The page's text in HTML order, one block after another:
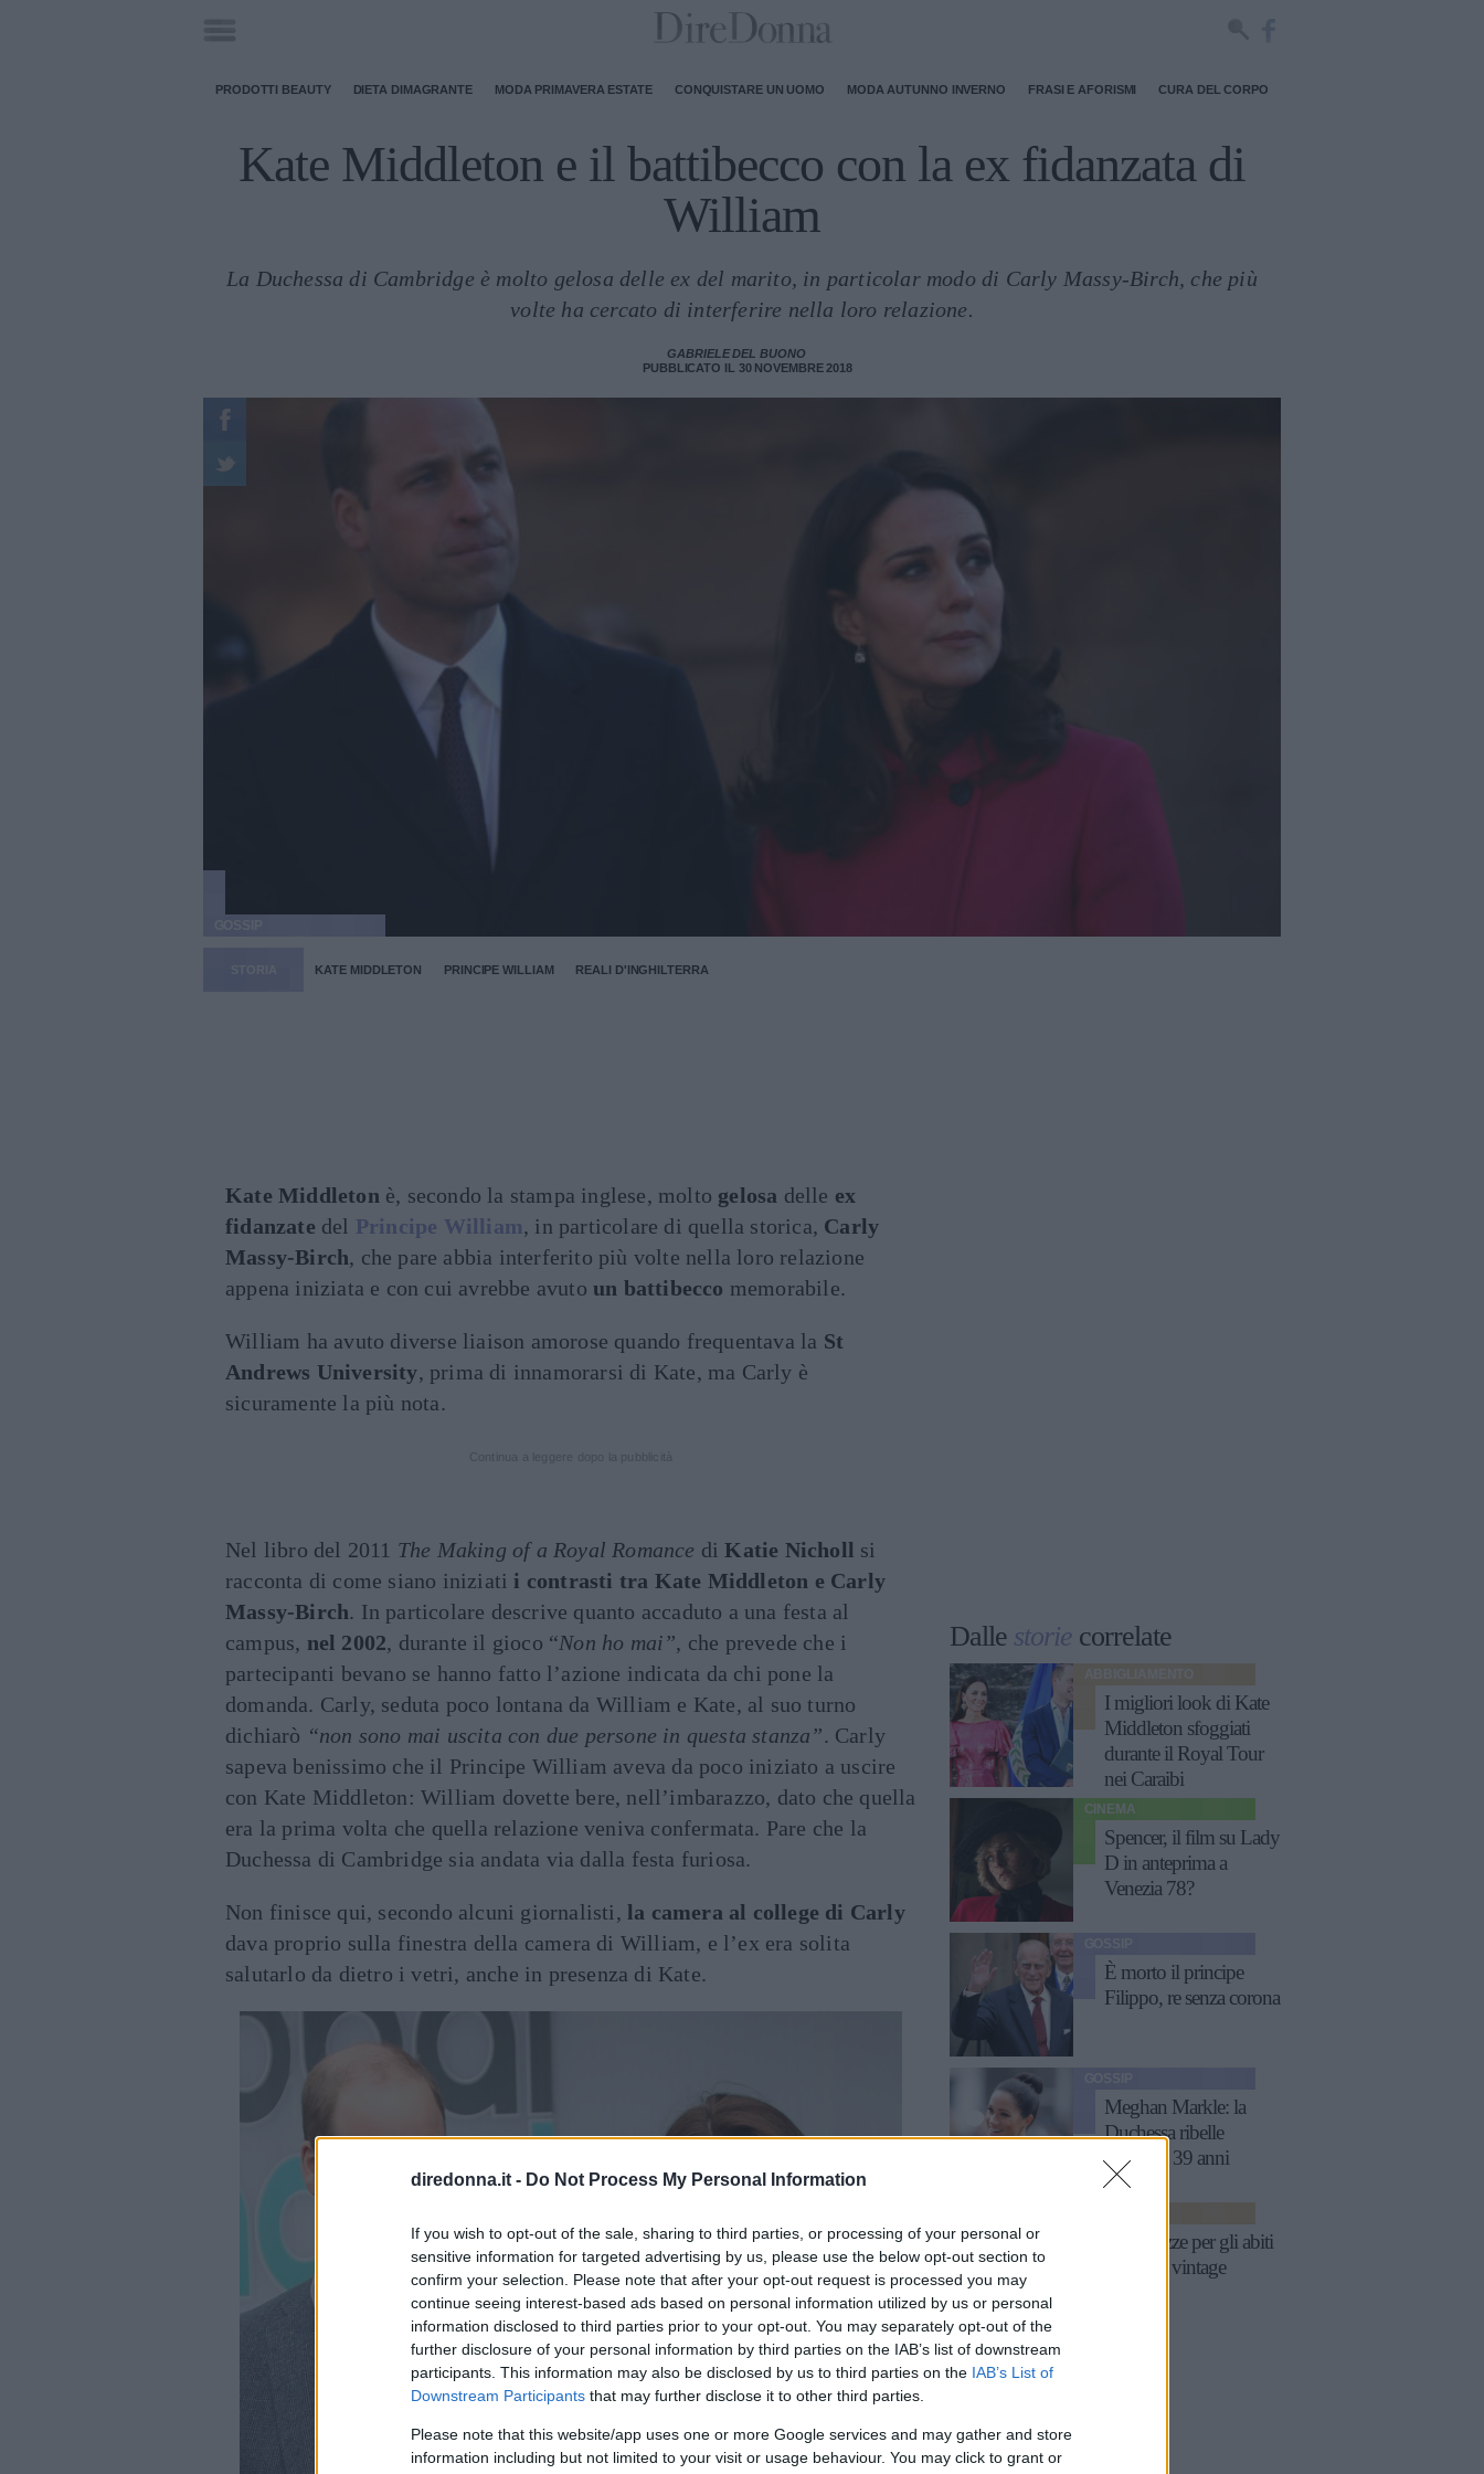
diredonna.it - Do Not Process My Personal Information
If you wish to opt-out of the sale, sharing to third parties, or processing of your personal or
sensitive information for targeted advertising by us, please use the below opt-out section to
confirm your selection. Please note that after your opt-out request is processed you may
continue seeing interest-based ads based on personal information utilized by us or personal
information disclosed to third parties prior to your opt-out. You may separately opt-out of the
further disclosure of your personal information by third parties on the IAB’s list of downstream
participants. This information may also be disclosed by us to third parties on the IAB’s List of
Downstream Participants that may further disclose it to other third parties.
Please note that this website/app uses one or more Google services and may gather and store
information including but not limited to your visit or usage behaviour. You may click to grant or
PRODOTTI BEAUTY DIETA DIMAGRANTE MODA PRIMAVERA ESTATE CONQUISTARE UN UOMO MODA AUTUNNO INVERNO FRASI E AFORISMI CURA DEL CORPO
Kate Middleton e il battibecco con la ex fidanzata di
William
La Duchessa di Cambridge è molto gelosa delle ex del marito, in particolar modo di Carly Massy-Birch, che più
volte ha cercato di interferire nella loro relazione.
GABRIELE DEL BUONO
PUBBLICATO IL 30 NOVEMBRE 2018
KATE MIDDLETON PRINCIPE WILLIAM REALI D'INGHILTERRA
Kate Middleton è, secondo la stampa inglese, molto gelosa delle ex
fidanzate del Principe William, in particolare di quella storica, Carly
Massy-Birch, che pare abbia interferito più volte nella loro relazione
appena iniziata e con cui avrebbe avutoun battibecco memorabile.
William ha avuto diverse liaison amorose quando frequentava la St
Andrews University, prima di innamorarsi di Kate, ma Carly è
sicuramente la più nota.
Nel libro del 2011 The Making of a Royal Romance diKatie Nicholl si
racconta di come siano iniziati i contrasti tra Kate Middleton e Carly
Massy-Birch. In particolare descrive quanto accaduto a una festa al
campus, nel 2002, durante il gioco “Non ho mai”, che prevede che i
partecipanti bevano se hanno fatto l’azione indicata da chi pone la
domanda. Carly, seduta poco lontana da William e Kate, al suo turno
dichiarò “non sono mai uscita con due persone in questa stanza”. Carly
sapeva benissimo che il Principe William aveva da poco iniziato a uscire
con Kate Middleton: William dovette bere, nell’imbarazzo, dato che quella
era la prima volta che quella relazione veniva confermata. Pare che la
Duchessa di Cambridge sia andata via dalla festa furiosa.
Non finisce qui, secondo alcuni giornalisti, la camera al college di Carly
dava proprio sulla finestra della camera di William, e l’ex era solita
salutarlo da dietro i vetri, anche in presenza di Kate.
Dalle storie correlate
ABBIGLIAMENTO
I migliori look di Kate
Middleton sfoggiati
durante il Royal Tour
nei Caraibi
CINEMA
Spencer, il film su Lady
D in anteprima a
Venezia 78?
È morto il principe
Filippo, re senza corona
Meghan Markle: la
Duchessa ribelle
festeggia 39 anni
Tutte pazze per gli abiti
da sposa vintage